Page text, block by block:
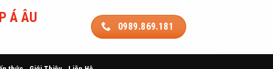
Á ÂU
0989.869.181